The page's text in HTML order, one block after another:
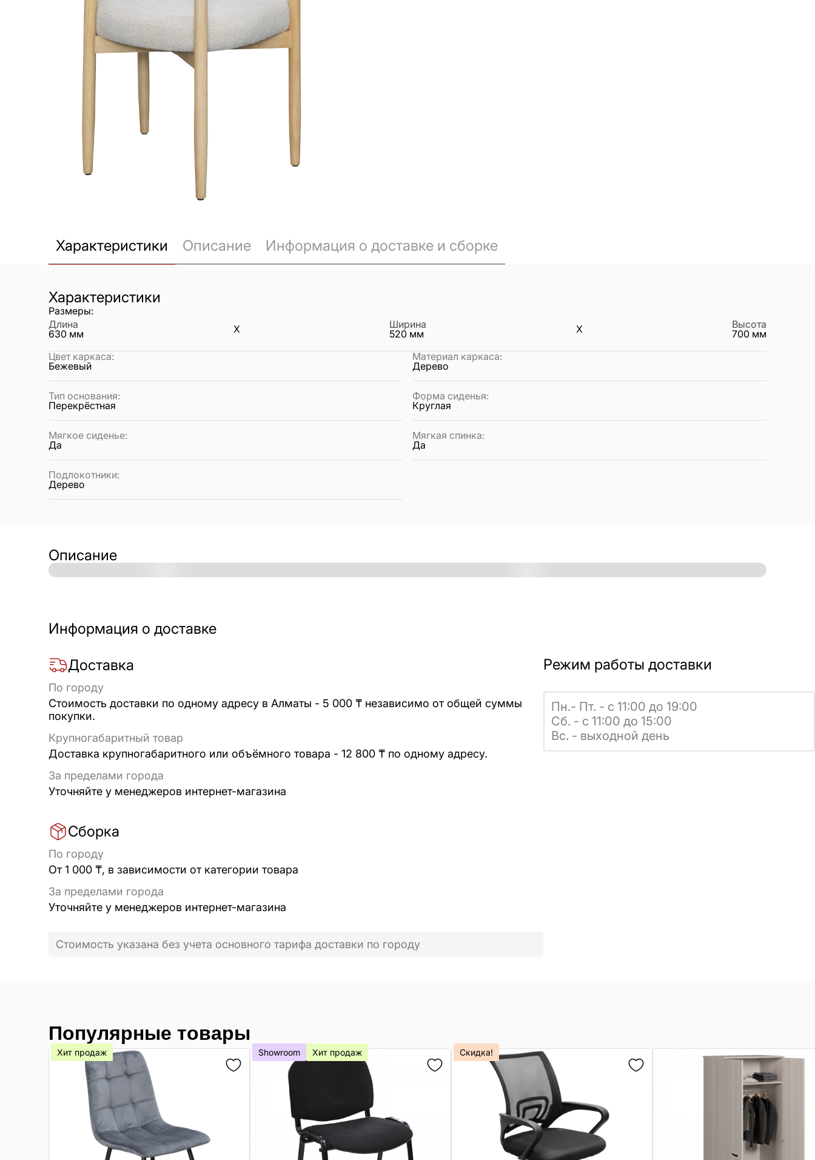
Характеристики Описание Информация о доставке и сборке
Характеристики
Размеры:
Длина
630 мм X
Ширина
520 мм X
Высота
700 мм
Цвет каркаса:
Бежевый
Материал каркаса:
Дерево
Тип основания:
Перекрёстная
Форма сиденья:
Круглая
Мягкое сиденье:
Да
Мягкая спинка:
Да
Подлокотники:
Дерево
Описание
Информация о доставке
Доставка
По городу
Стоимость доставки по одному адресу в Алматы - 5 000 ₸ независимо от общей суммы
покупки.
Крупногабаритный товар
Доставка крупногабаритного или объёмного товара - 12 800 ₸ по одному адресу.
За пределами города
Уточняйте у менеджеров интернет-магазина
Сборка
По городу
От 1 000 ₸, в зависимости от категории товара
За пределами города
Уточняйте у менеджеров интернет-магазина
Стоимость указана без учета основного тарифа доставки по городу
Режим работы доставки
Пн.- Пт. - с 11:00 до 19:00
Сб. - с 11:00 до 15:00
Вс. - выходной день
Популярные товары
Хит продаж Showroom Хит продаж Скидка!